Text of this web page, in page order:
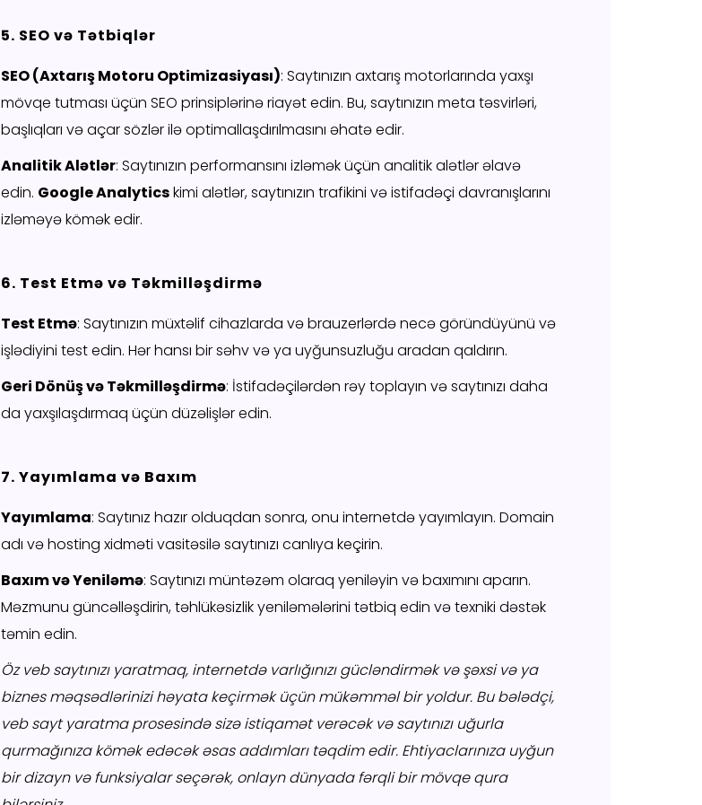
5. SEO və Tətbiqlər
SEO (Axtarış Motoru Optimizasiyası): Saytınızın axtarış motorlarında yaxşı
mövqe tutması üçün SEO prinsiplərinə riayət edin. Bu, saytınızın meta təsvirləri,
başlıqları və açar sözlər ilə optimallaşdırılmasını əhatə edir.
Analitik Alətlər: Saytınızın performansını izləmək üçün analitik alətlər əlavə
edin. Google Analyticskimi alətlər, saytınızın trafikini və istifadəçi davranışlarını
izləməyə kömək edir.
6. Test Etmə və Təkmilləşdirmə
Test Etmə: Saytınızın müxtəlif cihazlarda və brauzerlərdə necə göründüyünü və
işlədiyini test edin. Hər hansı bir səhv və ya uyğunsuzluğu aradan qaldırın.
Geri Dönüş və Təkmilləşdirmə: İstifadəçilərdən rəy toplayın və saytınızı daha
da yaxşılaşdırmaq üçün düzəlişlər edin.
7. Yayımlama və Baxım
Yayımlama: Saytınız hazır olduqdan sonra, onu internetdə yayımlayın. Domain
adı və hosting xidməti vasitəsilə saytınızı canlıya keçirin.
Baxım və Yeniləmə: Saytınızı müntəzəm olaraq yeniləyin və baxımını aparın.
Məzmunu güncəlləşdirin, təhlükəsizlik yeniləmələrini tətbiq edin və texniki dəstək
təmin edin.
Öz veb saytınızı yaratmaq, internetdə varlığınızı gücləndirmək və şəxsi və ya
biznes məqsədlərinizi həyata keçirmək üçün mükəmməl bir yoldur. Bu bələdçi,
veb sayt yaratma prosesində sizə istiqamət verəcək və saytınızı uğurla
qurmağınıza kömək edəcək əsas addımları təqdim edir. Ehtiyaclarınıza uyğun
bir dizayn və funksiyalar seçərək, onlayn dünyada fərqli bir mövqe qura